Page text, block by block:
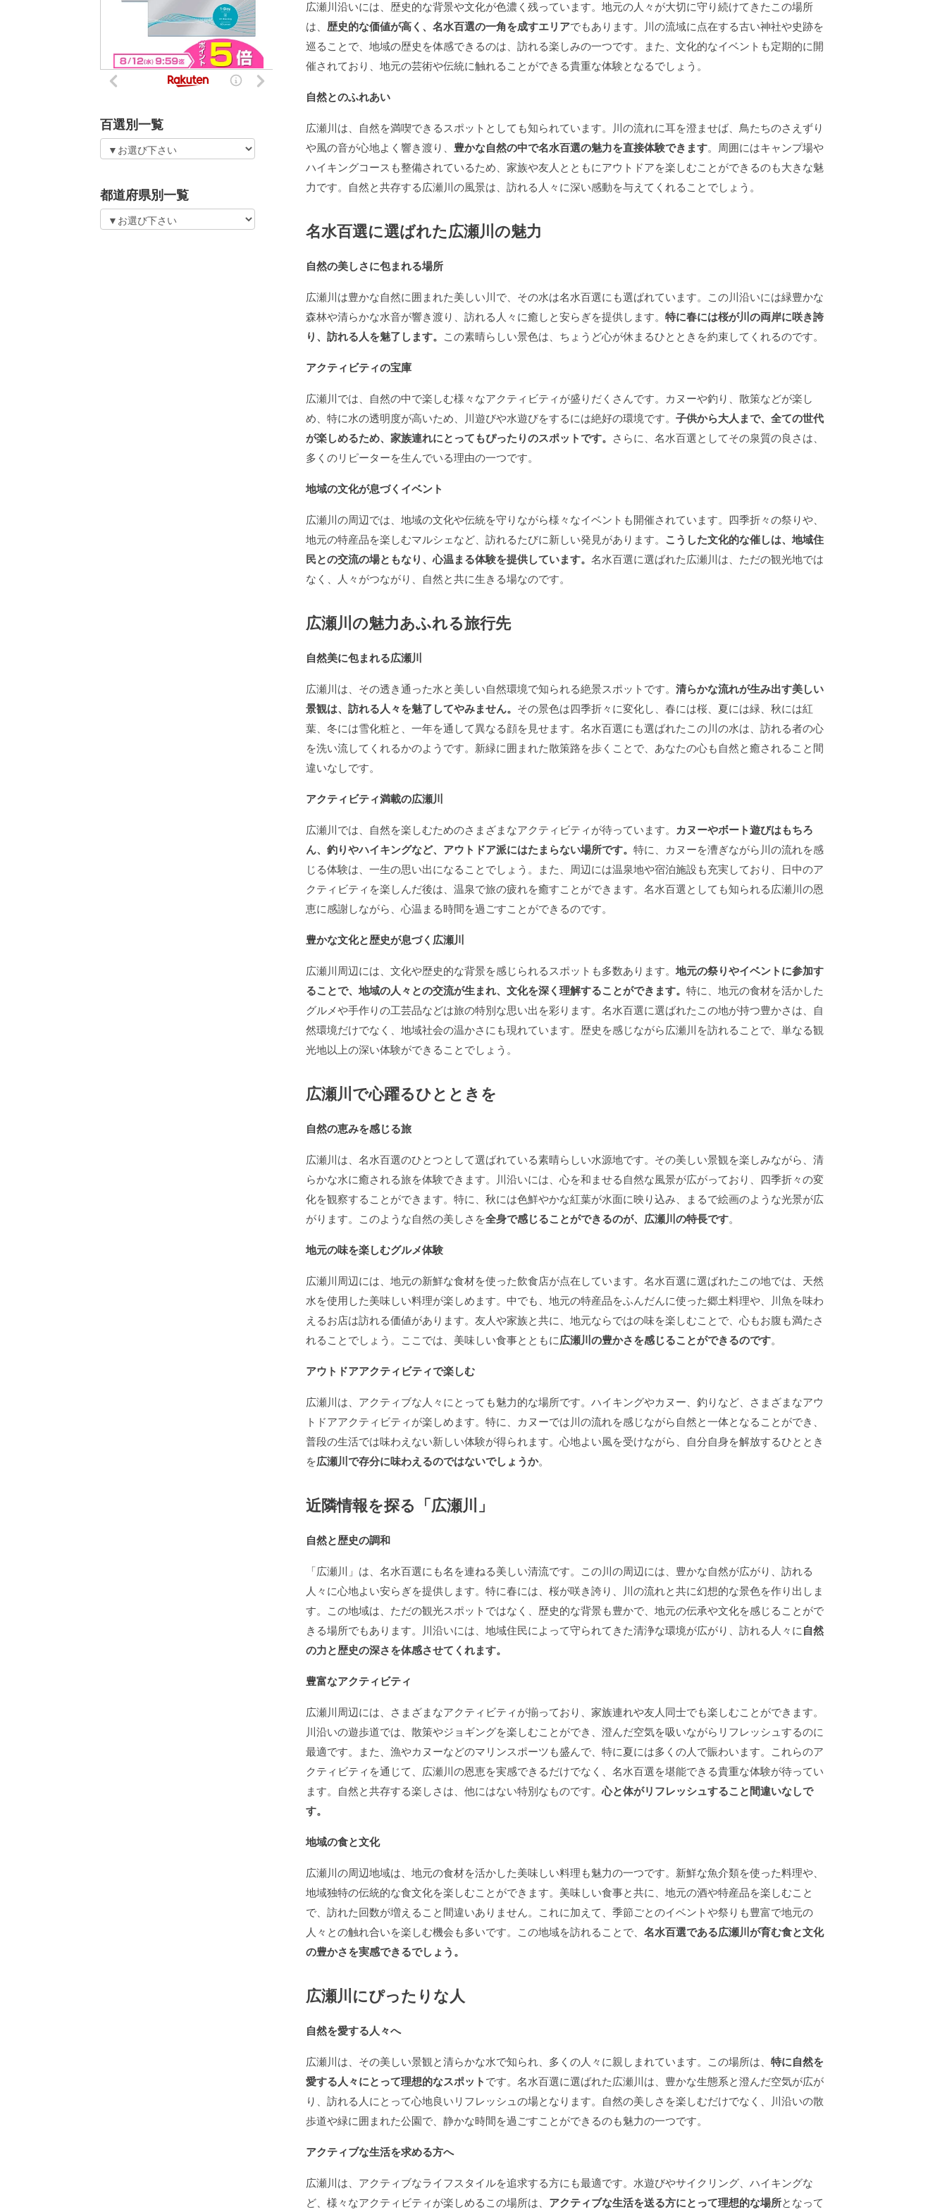
百選別一覧
都道府県別一覧
広瀬川沿いには、歴史的な背景や文化が色濃く残っています。地元の人々が大切に守り続けてきたこの場所
は、 歴史的な価値が高く、名水百選の一角を成すエリアでもあります。川の流域に点在する古い神社や史跡を
巡ることで、地域の歴史を体感できるのは、訪れる楽しみの一つです。また、文化的なイベントも定期的に開
催されており、地元の芸術や伝統に触れることができる貴重な体験となるでしょう。
自然とのふれあい
広瀬川は、自然を満喫できるスポットとしても知られています。川の流れに耳を澄ませば、鳥たちのさえずり
や風の音が心地よく響き渡り、 豊かな自然の中で名水百選の魅力を直接体験できます。周囲にはキャンプ場や
ハイキングコースも整備されているため、家族や友人とともにアウトドアを楽しむことができるのも大きな魅
力です。自然と共存する広瀬川の風景は、訪れる人々に深い感動を与えてくれることでしょう。
名水百選に選ばれた広瀬川の魅力
自然の美しさに包まれる場所
広瀬川は豊かな自然に囲まれた美しい川で、その水は名水百選にも選ばれています。この川沿いには緑豊かな
森林や清らかな水音が響き渡り、訪れる人々に癒しと安らぎを提供します。 特に春には桜が川の両岸に咲き誇
り、訪れる人を魅了します。 この素晴らしい景色は、ちょうど心が休まるひとときを約束してくれるのです。
アクティビティの宝庫
広瀬川では、自然の中で楽しむ様々なアクティビティが盛りだくさんです。カヌーや釣り、散策などが楽し
め、特に水の透明度が高いため、川遊びや水遊びをするには絶好の環境です。 子供から大人まで、全ての世代
が楽しめるため、家族連れにとってもぴったりのスポットです。 さらに、名水百選としてその泉質の良さは、
多くのリピーターを生んでいる理由の一つです。
地域の文化が息づくイベント
広瀬川の周辺では、地域の文化や伝統を守りながら様々なイベントも開催されています。四季折々の祭りや、
地元の特産品を楽しむマルシェなど、訪れるたびに新しい発見があります。 こうした文化的な催しは、地域住
民との交流の場ともなり、心温まる体験を提供しています。 名水百選に選ばれた広瀬川は、ただの観光地では
なく、人々がつながり、自然と共に生きる場なのです。
広瀬川の魅力あふれる旅行先
自然美に包まれる広瀬川
広瀬川は、その透き通った水と美しい自然環境で知られる絶景スポットです。 清らかな流れが生み出す美しい
景観は、訪れる人々を魅了してやみません。 その景色は四季折々に変化し、春には桜、夏には緑、秋には紅
葉、冬には雪化粧と、一年を通して異なる顔を見せます。名水百選にも選ばれたこの川の水は、訪れる者の心
を洗い流してくれるかのようです。新緑に囲まれた散策路を歩くことで、あなたの心も自然と癒されること間
違いなしです。
アクティビティ満載の広瀬川
広瀬川では、自然を楽しむためのさまざまなアクティビティが待っています。 カヌーやボート遊びはもちろ
ん、釣りやハイキングなど、アウトドア派にはたまらない場所です。 特に、カヌーを漕ぎながら川の流れを感
じる体験は、一生の思い出になることでしょう。また、周辺には温泉地や宿泊施設も充実しており、日中のア
クティビティを楽しんだ後は、温泉で旅の疲れを癒すことができます。名水百選としても知られる広瀬川の恩
恵に感謝しながら、心温まる時間を過ごすことができるのです。
豊かな文化と歴史が息づく広瀬川
広瀬川周辺には、文化や歴史的な背景を感じられるスポットも多数あります。 地元の祭りやイベントに参加す
ることで、地域の人々との交流が生まれ、文化を深く理解することができます。 特に、地元の食材を活かした
グルメや手作りの工芸品などは旅の特別な思い出を彩ります。名水百選に選ばれたこの地が持つ豊かさは、自
然環境だけでなく、地域社会の温かさにも現れています。歴史を感じながら広瀬川を訪れることで、単なる観
光地以上の深い体験ができることでしょう。
広瀬川で心躍るひとときを
自然の恵みを感じる旅
広瀬川は、名水百選のひとつとして選ばれている素晴らしい水源地です。その美しい景観を楽しみながら、清
らかな水に癒される旅を体験できます。川沿いには、心を和ませる自然な風景が広がっており、四季折々の変
化を観察することができます。特に、秋には色鮮やかな紅葉が水面に映り込み、まるで絵画のような光景が広
がります。このような自然の美しさを全身で感じることができるのが、広瀬川の特長です。
地元の味を楽しむグルメ体験
広瀬川周辺には、地元の新鮮な食材を使った飲食店が点在しています。名水百選に選ばれたこの地では、天然
水を使用した美味しい料理が楽しめます。中でも、地元の特産品をふんだんに使った郷土料理や、川魚を味わ
えるお店は訪れる価値があります。友人や家族と共に、地元ならではの味を楽しむことで、心もお腹も満たさ
れることでしょう。ここでは、美味しい食事とともに広瀬川の豊かさを感じることができるのです。
アウトドアアクティビティで楽しむ
広瀬川は、アクティブな人々にとっても魅力的な場所です。ハイキングやカヌー、釣りなど、さまざまなアウ
トドアアクティビティが楽しめます。特に、カヌーでは川の流れを感じながら自然と一体となることができ、
普段の生活では味わえない新しい体験が得られます。心地よい風を受けながら、自分自身を解放するひととき
を広瀬川で存分に味わえるのではないでしょうか。
近隣情報を探る「広瀬川」
自然と歴史の調和
「広瀬川」は、名水百選にも名を連ねる美しい清流です。この川の周辺には、豊かな自然が広がり、訪れる
人々に心地よい安らぎを提供します。特に春には、桜が咲き誇り、川の流れと共に幻想的な景色を作り出しま
す。この地域は、ただの観光スポットではなく、歴史的な背景も豊かで、地元の伝承や文化を感じることがで
きる場所でもあります。川沿いには、地域住民によって守られてきた清浄な環境が広がり、訪れる人々に自然
の力と歴史の深さを体感させてくれます。
豊富なアクティビティ
広瀬川周辺には、さまざまなアクティビティが揃っており、家族連れや友人同士でも楽しむことができます。
川沿いの遊歩道では、散策やジョギングを楽しむことができ、澄んだ空気を吸いながらリフレッシュするのに
最適です。また、漁やカヌーなどのマリンスポーツも盛んで、特に夏には多くの人で賑わいます。これらのア
クティビティを通じて、広瀬川の恩恵を実感できるだけでなく、名水百選を堪能できる貴重な体験が待ってい
ます。自然と共存する楽しさは、他にはない特別なものです。心と体がリフレッシュすること間違いなしで
す。
地域の食と文化
広瀬川の周辺地域は、地元の食材を活かした美味しい料理も魅力の一つです。新鮮な魚介類を使った料理や、
地域独特の伝統的な食文化を楽しむことができます。美味しい食事と共に、地元の酒や特産品を楽しむこと
で、訪れた回数が増えること間違いありません。これに加えて、季節ごとのイベントや祭りも豊富で地元の
人々との触れ合いを楽しむ機会も多いです。この地域を訪れることで、 名水百選である広瀬川が育む食と文化
の豊かさを実感できるでしょう。
広瀬川にぴったりな人
自然を愛する人々へ
広瀬川は、その美しい景観と清らかな水で知られ、多くの人々に親しまれています。この場所は、 特に自然を
愛する人々にとって理想的なスポットです。名水百選に選ばれた広瀬川は、豊かな生態系と澄んだ空気が広が
り、訪れる人にとって心地良いリフレッシュの場となります。自然の美しさを楽しむだけでなく、川沿いの散
歩道や緑に囲まれた公園で、静かな時間を過ごすことができるのも魅力の一つです。
アクティブな生活を求める方へ
広瀬川は、アクティブなライフスタイルを追求する方にも最適です。水遊びやサイクリング、ハイキングな
ど、様々なアクティビティが楽しめるこの場所は、 アクティブな生活を送る方にとって理想的な場所となって